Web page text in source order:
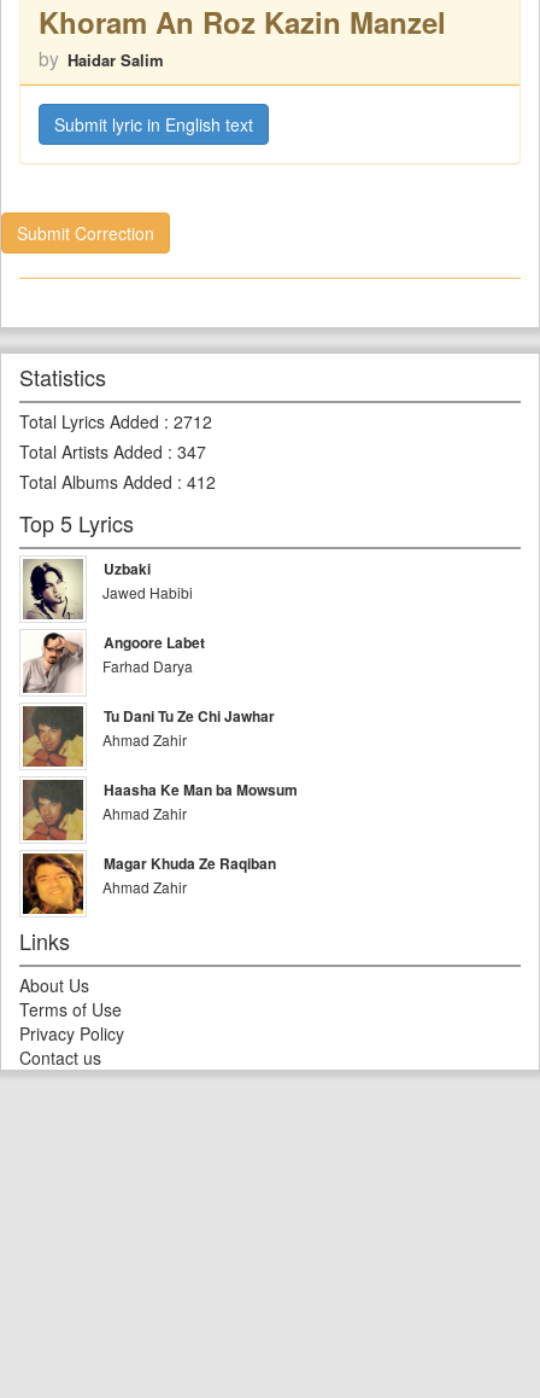
Khoram An Roz Kazin Manzel
by Haidar Salim
Submit lyric in English text
Submit Correction
Statistics
Total Lyrics Added : 2712
Total Artists Added : 347
Total Albums Added : 412
Top 5 Lyrics
Uzbaki
Jawed Habibi
Angoore Labet
Farhad Darya
Tu Dani Tu Ze Chi Jawhar
Ahmad Zahir
Haasha Ke Man ba Mowsum
Ahmad Zahir
Magar Khuda Ze Raqiban
Ahmad Zahir
Links
About Us
Terms of Use
Privacy Policy
Contact us